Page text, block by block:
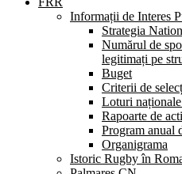
Informații de Interes
Strategia
Numărul de
legitimați pe
Buget
Criterii de
Loturi
Rapoarte de
Program anual
Organigrama
Istoric Rugby în